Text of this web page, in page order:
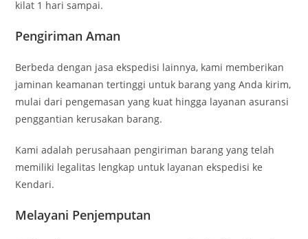
kilat 1 hari sampai.
Pengiriman Aman
Berbeda dengan jasa ekspedisi lainnya, kami memberikan
jaminan keamanan tertinggi untuk barang yang Anda kirim,
mulai dari pengemasan yang kuat hingga layanan asuransi
penggantian kerusakan barang.
Kami adalah perusahaan pengiriman barang yang telah
memiliki legalitas lengkap untuk layanan ekspedisi ke
Kendari.
Melayani Penjemputan